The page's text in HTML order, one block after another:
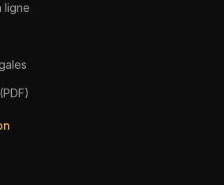
ligne